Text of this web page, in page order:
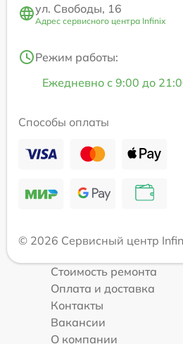
ул. Свободы, 16
Адрес сервисного центра Infinix
Режим работы:
Ежедневно с 9:00 до
Способы оплаты
© 2026 Сервисный центр
Стоимость ремонта
Оплата и доставка
Контакты
Вакансии
О компании